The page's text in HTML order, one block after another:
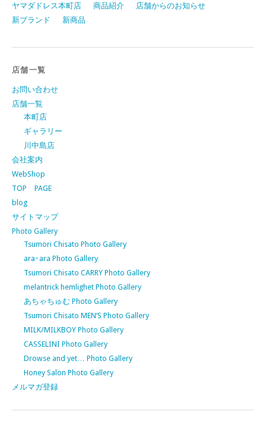
ヤマダドレス本町店
商品紹介
店舗からのお知らせ
新ブランド
新商品
店舗一覧
お問い合わせ
店舗一覧
本町店
ギャラリー
川中島店
会社案内
WebShop
TOP PAGE
blog
サイトマップ
Photo Gallery
Tsumori Chisato Photo Gallery
ara･ara Photo Gallery
Tsumori Chisato CARRY Photo Gallery
melantrick hemlighet Photo Gallery
あちゃちゅむ Photo Gallery
Tsumori Chisato MEN’S Photo Gallery
MILK/MILKBOY Photo Gallery
CASSELINI Photo Gallery
Drowse and yet… Photo Gallery
Honey Salon Photo Gallery
メルマガ登録